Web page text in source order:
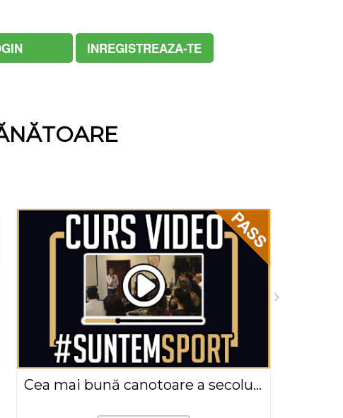
INREGISTREAZA-TE
Cea mai bună canotoare a secolului, Elisabeta Lipă(2019)